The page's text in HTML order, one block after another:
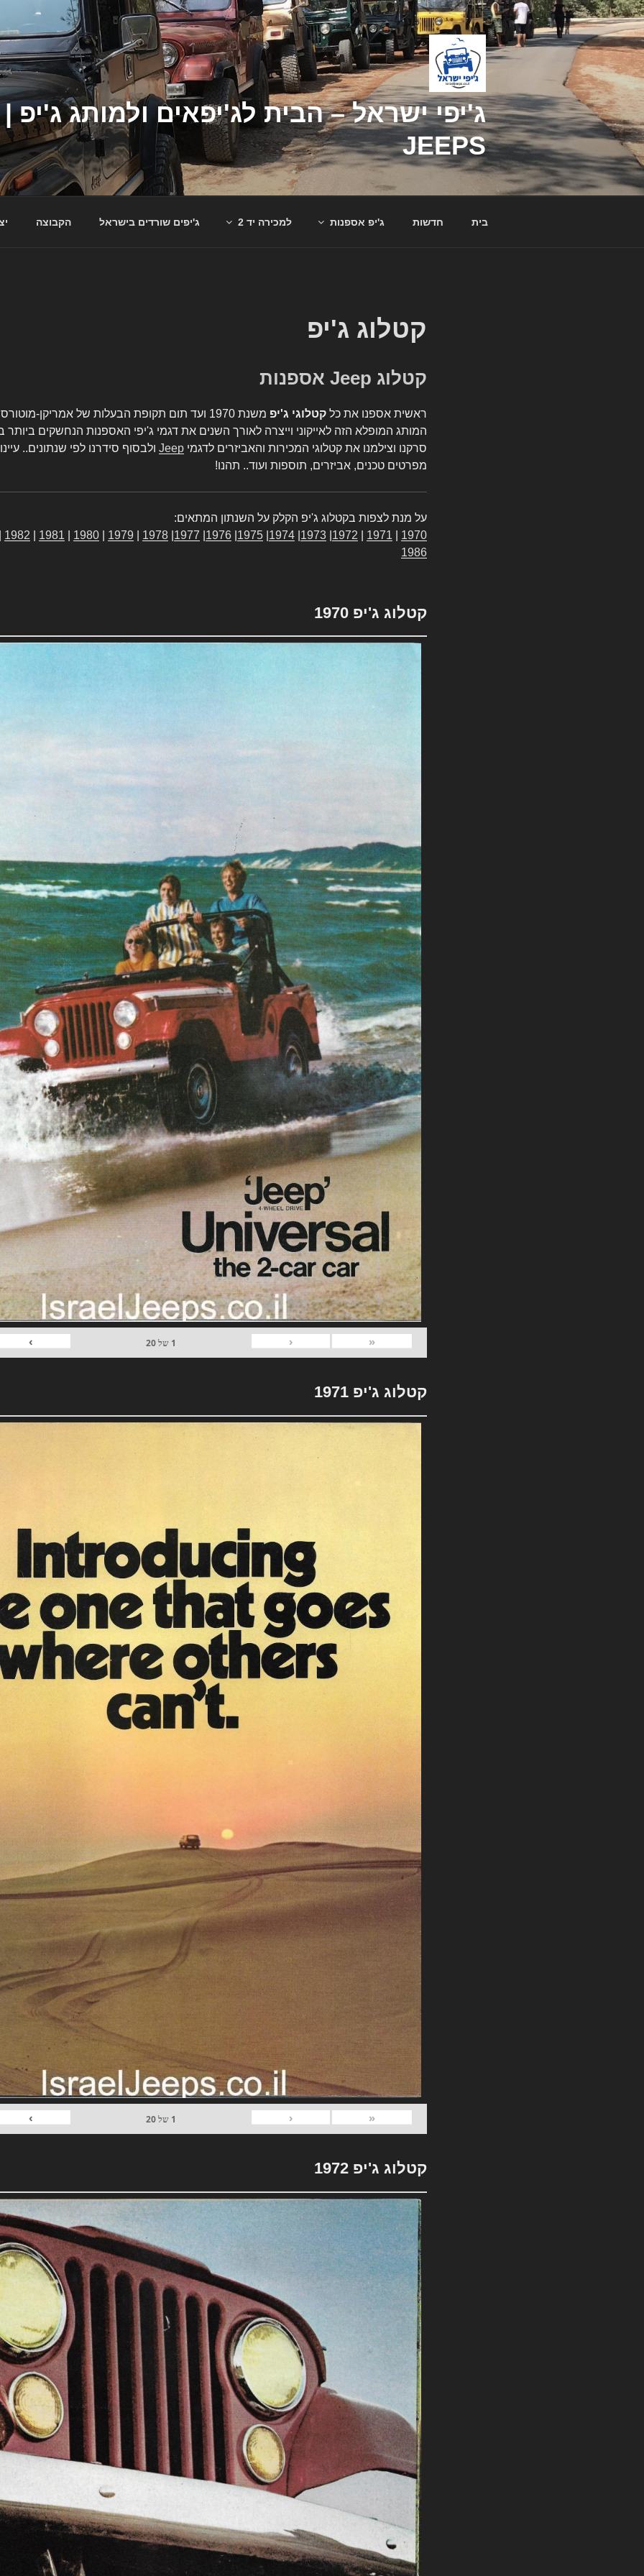
דילוג
לתוכן
JEEPS
בית חדשות ג'יפ אספנות למכירה יד 2 ג'יפים שורדים בישראל הקבוצה
קטלוג ג'יפ
קטלוג Jeep אספנות
ראשית אספנו את כל קטלוגי ג'יפ
משנת 1970 ועד תום תקופת הבעלות של אמריקן-
המותג המופלא הזה לאייקוני וייצרה לאורך השנים את דגמי ג'יפי האספנות הנחשקים
סרקנו וצילמנו את קטלוגי המכירות והאביזרים לדגמי Jeep ולבסוף סידרנו לפי שנתונים..
מפרטים טכנים, אביזרים, תוספות ועוד.. תהנו!
על מנת לצפות בקטלוג ג'יפ הקלק על השנתון המתאים:
1970
1971
1972
1973
1974
1975
1976
1977
1978
1979
1980
1981
1982
1986
קטלוג ג'יפ 1970
«
‹
1 של20
›
קטלוג ג'יפ 1971
«
‹
1 של20
›
קטלוג ג'יפ 1972